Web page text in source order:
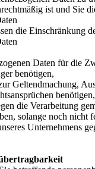
ist und Sie
die Einschränkung
Daten für die
benötigen,
Geltendmachung,
die Verarbeitung
solange noch nicht
Unternehmens